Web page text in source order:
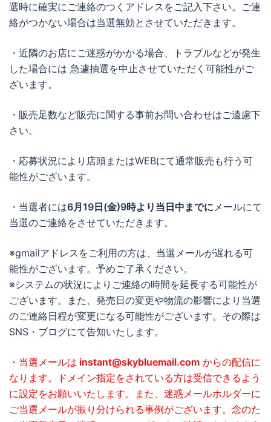
選時に確実にご連絡のつくアドレスをご記入下さい。ご連
絡がつかない場合は当選無効とさせていただきます。
・近隣のお店にご迷惑がかかる場合、トラブルなどが発生
した場合には 急遽抽選を中止させていただく可能性がご
ざいます。
・販売足数など販売に関する事前お問い合わせはご遠慮下
さい。
・応募状況により店頭またはWEBにて通常販売も行う可
能性がございます。
・当選者には6月19日(金)9時より当日中までにメールにて
当選のご連絡をさせていただきます。
※gmailアドレスをご利用の方は、当選メールが遅れる可
能性がございます。予めご了承ください。
※システムの状況によりご連絡の時間を延長する可能性が
ございます。また、発売日の変更や物流の影響により当選
のご連絡日程が変更になる可能性がございます。その際は
SNS・ブログにて告知いたします。
・当選メールは instant@skybluemail.com からの配信に
なります。ドメイン指定をされている方は受信できるよう
に設定をお願いいたします。また、迷惑メールホルダーに
ご当選メールが振り分けられる事例がございます。念のた